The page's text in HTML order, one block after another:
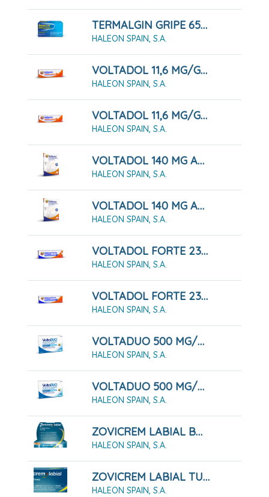
TERMALGIN GRIPE 650 MG/15,58 MG/4 MG GRANULADO PARA SOLUCION ORAL, 10 SOBRES
HALEON SPAIN, S.A.
VOLTADOL 11,6 MG/G GEL, TUBO 100 G
HALEON SPAIN, S.A.
VOLTADOL 11,6 MG/G GEL, TUBO 60 G
HALEON SPAIN, S.A.
VOLTADOL 140 MG APOSITO ADHESIVO MEDICAMENTOSO, 10 Apósitos
HALEON SPAIN, S.A.
VOLTADOL 140 MG APOSITO ADHESIVO MEDICAMENTOSO, 5 Apósitos
HALEON SPAIN, S.A.
VOLTADOL FORTE 23,2 MG/G GEL 1 Tubo De 100 G
HALEON SPAIN, S.A.
VOLTADOL FORTE 23,2 MG/G GEL 1 Tubo De 50 G
HALEON SPAIN, S.A.
VOLTADUO 500 MG/200 MG COMPRIMIDOS RECUBIERTOS CON PELICULA, 10 Comprimidos
HALEON SPAIN, S.A.
VOLTADUO 500 MG/200 MG COMPRIMIDOS RECUBIERTOS CON PELICULA, 20 Comprimidos
HALEON SPAIN, S.A.
ZOVICREM LABIAL BOMBA DOSIFICADORA 2 GRAMOS
HALEON SPAIN, S.A.
ZOVICREM LABIAL TUBO 2 GRAMOS
HALEON SPAIN, S.A.